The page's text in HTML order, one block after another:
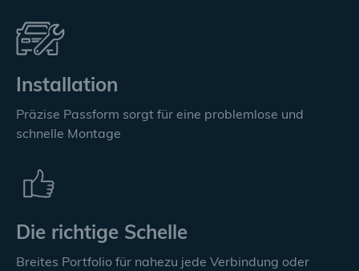
Installation
Präzise Passform sorgt für eine problemlose und
schnelle Montage
Die richtige Schelle
Breites Portfolio für nahezu jede Verbindung oder